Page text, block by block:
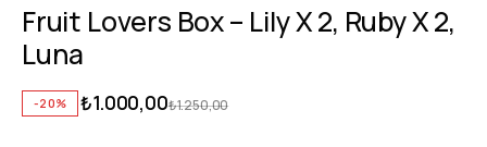
Fruit Lovers Box – Lily X 2, Ruby X 2,
Luna
-20% ₺1.250,00
₺1.000,00